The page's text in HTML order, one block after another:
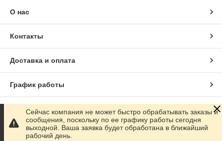
О нас
Контакты
Доставка и оплата
График работы
Полная версия сайта
Сайт создан на маркетплейсе Satu.kz
Сейчас компания не может быстро обрабатывать заказы и
сообщения, поскольку по ее графику работы сегодня
выходной. Ваша заявка будет обработана в ближайший
рабочий день.